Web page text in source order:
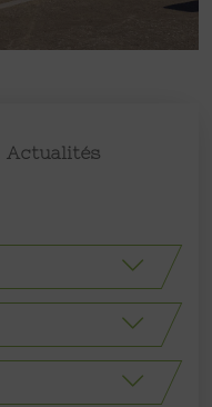
Actualités